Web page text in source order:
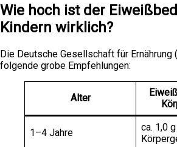
Wie hoch ist der
Kindern wirklich?
Die Deutsche Gesellschaft für Ernährung
folgende grobe Empfehlungen:
Alter
1–4 Jahre
ca. 1,0